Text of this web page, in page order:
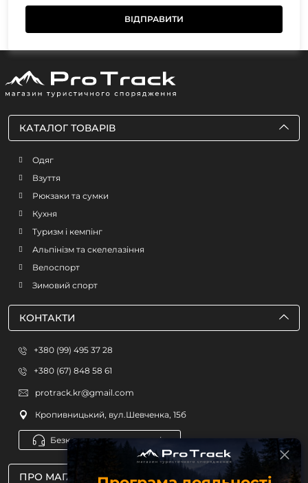
ПРО МАГАЗИН
КАТАЛОГ ТОВАРІВ
Одяг
Взуття
Рюкзаки та сумки
Кухня
Туризм і кемпінг
Альпінізм та скелелазіння
Велоспорт
Зимовий спорт
КОНТАКТИ
+380 (99) 495 37 28
+380 (67) 848 58 61
protrack.kr@gmail.com
Кропивницький, вул.Шевченка, 15б
Безкоштовна консультація